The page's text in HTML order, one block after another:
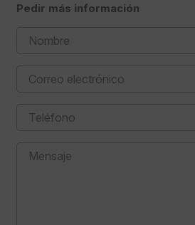
Pedir más información